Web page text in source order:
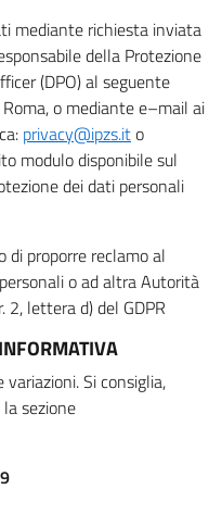
mediante richiesta inviata
della Protezione
(DPO) al seguente
o mediante e–mail ai
privacy@ipzs.ito
modulo disponibile sul
dei dati personali
di proporre reclamo al
o ad altra Autorità
2, lettera d) del GDPR
Si consiglia,
sezione